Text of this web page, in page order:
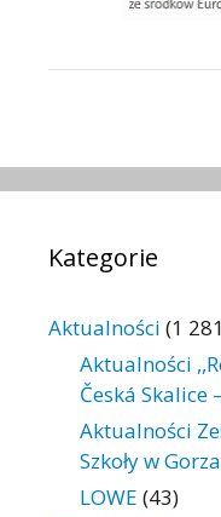
Kategorie
Aktualności (1
Aktualności
Česká Skalice
Aktualności
Szkoły w
LOWE (43)